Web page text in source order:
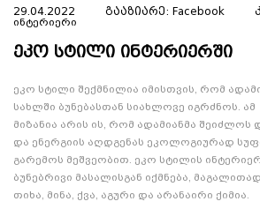
შეგარჩევინებთ სასურველ
თქვენზე მორგებული
პირობით💛
29.04.2022 გააზიარე: Facebook
Ინტერიერი
ეკო სტილი ინტერიერში
ეკო სტილი შექმნილია იმისთვის, რომ
სახლში ბუნებასთან სიახლოვე იგრძნოს.
მიზანია არის ის, რომ ადამიანმა შეიძლოს
და ენერგიის აღდგენას ეკოლოგიურად
გარემოს მეშვეობით. ეკო სტილის
ბუნებრივი მასალისგან იქმნება,
თიხა, მინა, ქვა, აგური და არანაირი ქიმია.